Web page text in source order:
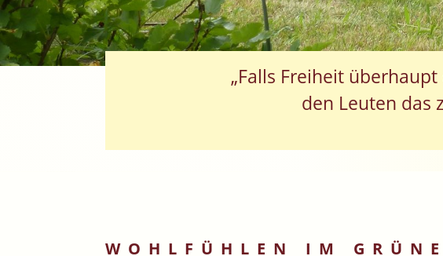
„Falls Freiheit
den Leuten das
WOHLFÜHLEN IM